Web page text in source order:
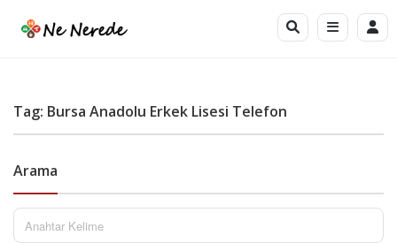
Tag: Bursa Anadolu Erkek Lisesi Telefon
Arama